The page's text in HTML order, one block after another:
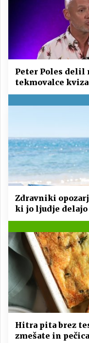
Peter Poles delil
tekmovalce
Zdravniki
ki jo ljudje delajo
Hitra pita brez
zmešate in